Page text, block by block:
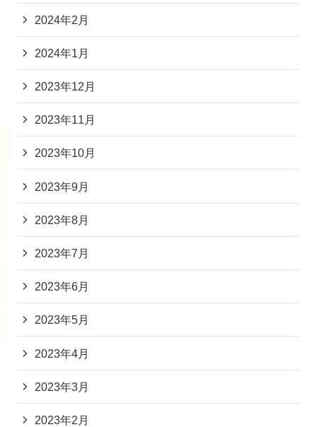
2024年2月
2024年1月
2023年12月
2023年11月
2023年10月
2023年9月
2023年8月
2023年7月
2023年6月
2023年5月
2023年4月
2023年3月
2023年2月